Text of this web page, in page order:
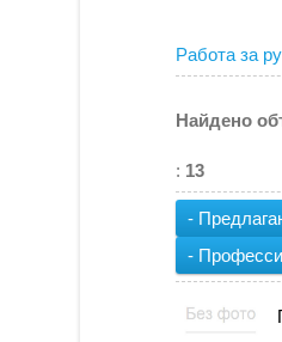
Работа за
Найдено
: 13